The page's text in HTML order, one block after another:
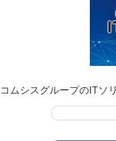
コムシスグループのITソ